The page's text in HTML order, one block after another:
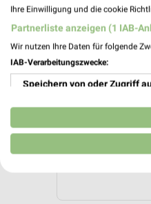
Aktuell
Prospekt
Ihre Einwilligung und die cookie
Partnerliste anzeigen (1 IAB-
Wir nutzen Ihre Daten für folgende
IAB-Verarbeitungszwecke:
Speichern von oder Zugriff
Verwendung reduzierter
Erstellung von Profilen für